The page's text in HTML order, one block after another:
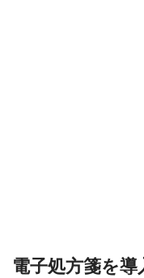
電子処方箋を